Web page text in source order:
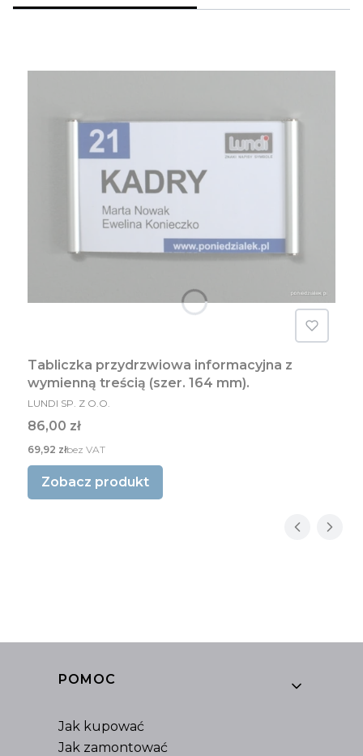
Tabliczka przydrzwiowa informacyjna z
wymienną treścią (szer. 164 mm).
PRODUCENT
LUNDI SP. Z O.O.
Cena
86,00 zł
Cena
69,92 złbez VAT
Zobacz produkt
Linki w stopce
POMOC
Jak kupować
Jak zamontować